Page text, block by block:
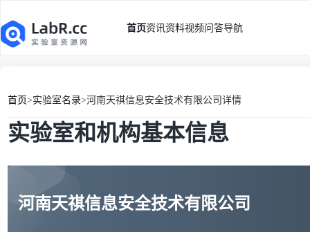
首页资讯资料视频问答导航
首页>实验室名录>河南天祺信息安全技术有限公司详情
实验室和机构基本信息
河南天祺信息安全技术有限公司